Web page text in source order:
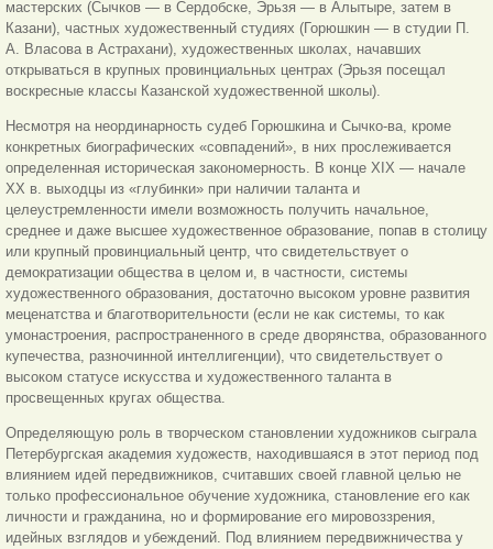
мастерских (Сычков — в Сердобске, Эрьзя — в Алытыре, затем в
Казани), частных художественный студиях (Горюшкин — в студии П.
А. Власова в Астрахани), художественных школах, начавших
открываться в крупных провинциальных центрах (Эрьзя посещал
воскресные классы Казанской художественной школы).
Несмотря на неординарность судеб Горюшкина и Сычко-ва, кроме
конкретных биографических «совпадений», в них прослеживается
определенная историческая закономерность. В конце XIX — начале
XX в. выходцы из «глубинки» при наличии таланта и
целеустремленности имели возможность получить начальное,
среднее и даже высшее художественное образование, попав в столицу
или крупный провинциальный центр, что свидетельствует о
демократизации общества в целом и, в частности, системы
художественного образования, достаточно высоком уровне развития
меценатства и благотворительности (если не как системы, то как
умонастроения, распространенного в среде дворянства, образованного
купечества, разночинной интеллигенции), что свидетельствует о
высоком статусе искусства и художественного таланта в
просвещенных кругах общества.
Определяющую роль в творческом становлении художников сыграла
Петербургская академия художеств, находившаяся в этот период под
влиянием идей передвижников, считавших своей главной целью не
только профессиональное обучение художника, становление его как
личности и гражданина, но и формирование его мировоззрения,
идейных взглядов и убеждений. Под влиянием передвижничества у